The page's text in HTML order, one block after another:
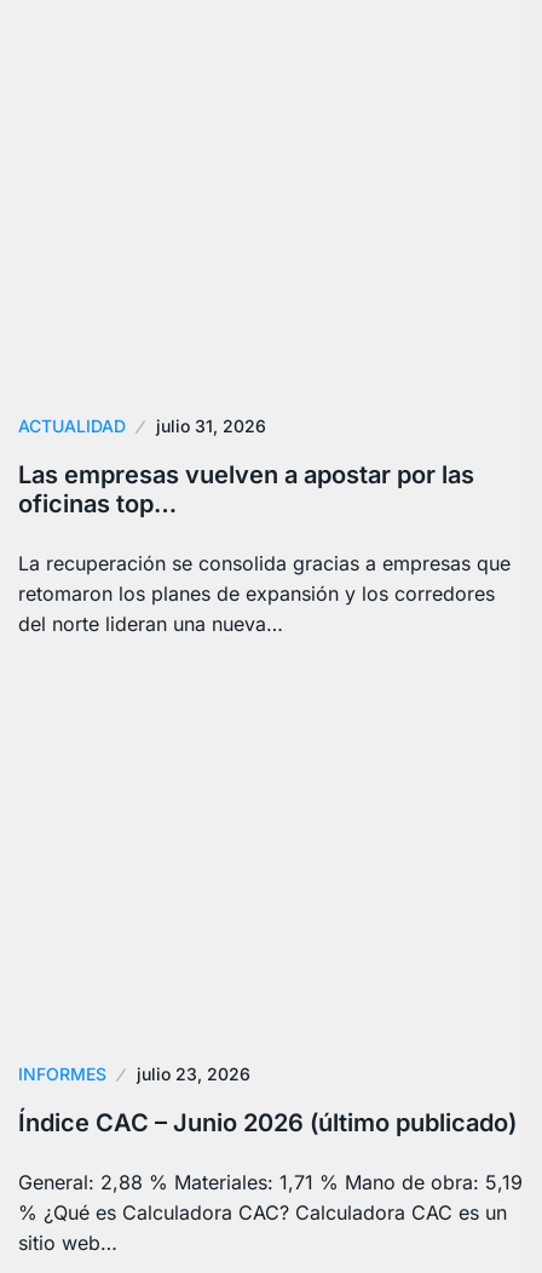
ACTUALIDAD julio 31, 2026
Las empresas vuelven a apostar por las
oficinas top…
La recuperación se consolida gracias a empresas que
retomaron los planes de expansión y los corredores
del norte lideran una nueva…
INFORMES julio 23, 2026
Índice CAC – Junio 2026 (último publicado)
General: 2,88 % Materiales: 1,71 % Mano de obra: 5,19
% ¿Qué es Calculadora CAC? Calculadora CAC es un
sitio web…